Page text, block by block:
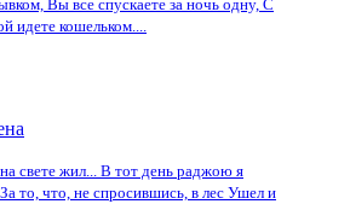
Вы все спускаете за ночь одну, С
идете кошельком....
свете жил... В тот день раджою я
то, что, не спросившись, в лес Ушел и